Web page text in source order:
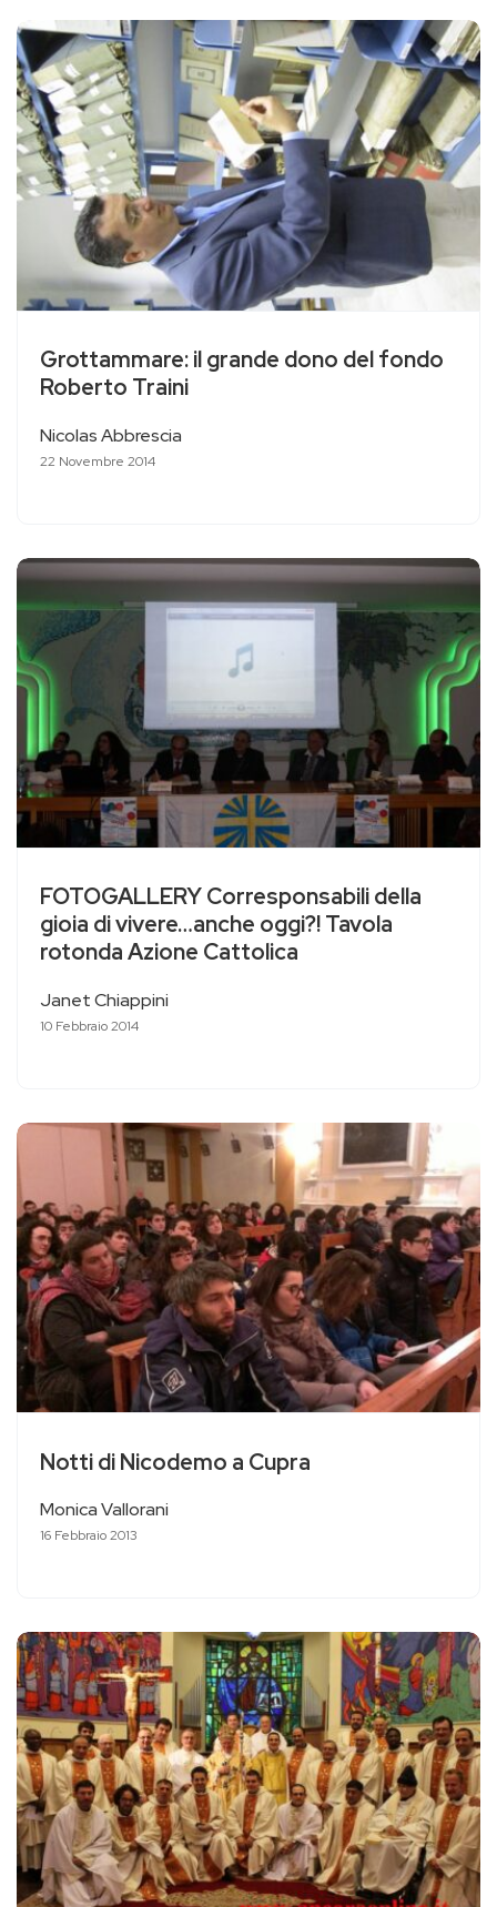
Grottammare: il grande dono del fondo
Roberto Traini
Nicolas Abbrescia
22 Novembre 2014
FOTOGALLERY Corresponsabili della
gioia di vivere…anche oggi?! Tavola
rotonda Azione Cattolica
Janet Chiappini
10 Febbraio 2014
Notti di Nicodemo a Cupra
Monica Vallorani
16 Febbraio 2013